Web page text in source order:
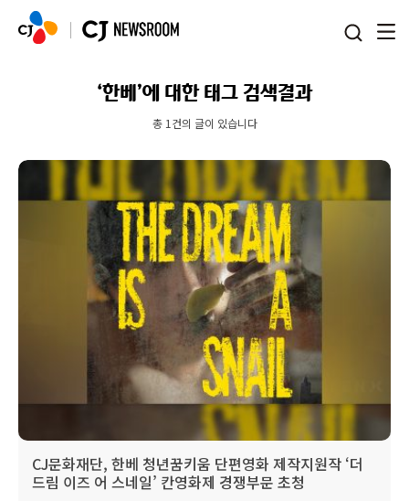
‘한베’에 대한 태그 검색결과
총 1건의 글이 있습니다
CJ문화재단, 한베 청년꿈키움 단편영화 제작지원작 ‘더
드림 이즈 어 스네일’ 칸영화제 경쟁부문 초청